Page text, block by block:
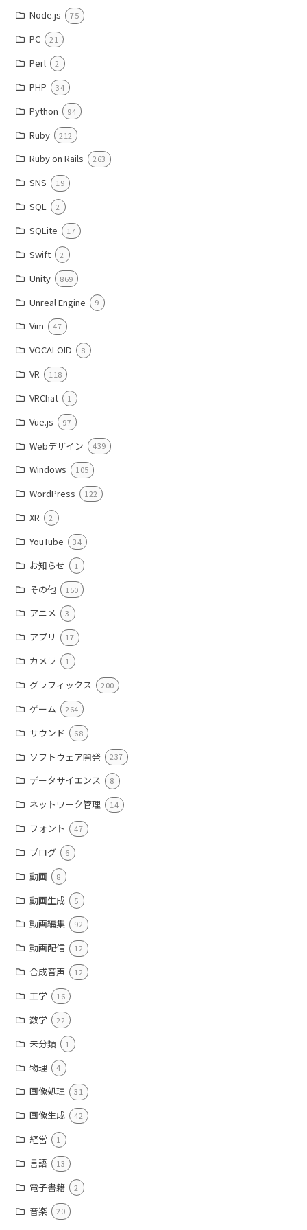
Node.js 75
PC 21
Perl 2
PHP 34
Python 94
Ruby 212
Ruby on Rails 263
SNS 19
SQL 2
SQLite 17
Swift 2
Unity 869
Unreal Engine 9
Vim 47
VOCALOID 8
VR 118
VRChat 1
Vue.js 97
Webデザイン 439
Windows 105
WordPress 122
XR 2
YouTube 34
お知らせ 1
その他 150
アニメ 3
アプリ 17
カメラ 1
グラフィックス 200
ゲーム 264
サウンド 68
ソフトウェア開発 237
データサイエンス 8
ネットワーク管理 14
フォント 47
ブログ 6
動画 8
動画生成 5
動画編集 92
動画配信 12
合成音声 12
工学 16
数学 22
未分類 1
物理 4
画像処理 31
画像生成 42
経営 1
言語 13
電子書籍 2
音楽 20